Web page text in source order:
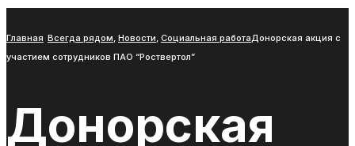
Главная Всегда рядом, Новости, Социальная работаДонорская акция с
участием сотрудников ПАО “Роствертол”
Донорская